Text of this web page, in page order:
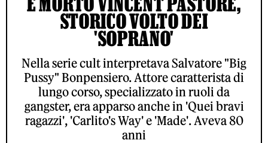
STORICO VOLTO DEI
'SOPRANO'
Nella serie cult interpretava Salvatore "Big
Pussy" Bonpensiero. Attore caratterista di
lungo corso, specializzato in ruoli da
gangster, era apparso anche in 'Quei bravi
ragazzi', 'Carlito's Way' e 'Made'. Aveva 80
anni